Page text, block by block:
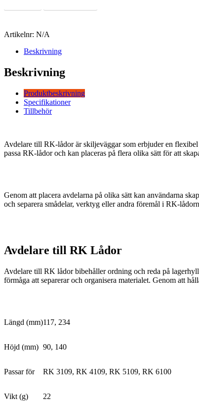
Artikelnr: N/A
Beskrivning
Beskrivning
Produktbeskrivning
Specifikationer
Tillbehör
Avdelare till RK-lådor är skiljeväggar som erbjuder en
passa RK-lådor och kan placeras på flera olika sätt för att
Genom att placera avdelarna på olika sätt kan användarna
och separera smådelar, verktyg eller andra föremål i RK-
Avdelare till RK Lådor
Avdelare till RK lådor bibehåller ordning och reda på
förmåga att separerar och organisera materialet. Genom att
Längd (mm)117, 234
Höjd (mm) 90, 140
Passar för RK 3109, RK 4109, RK 5109, RK 6100
Vikt (g) 22